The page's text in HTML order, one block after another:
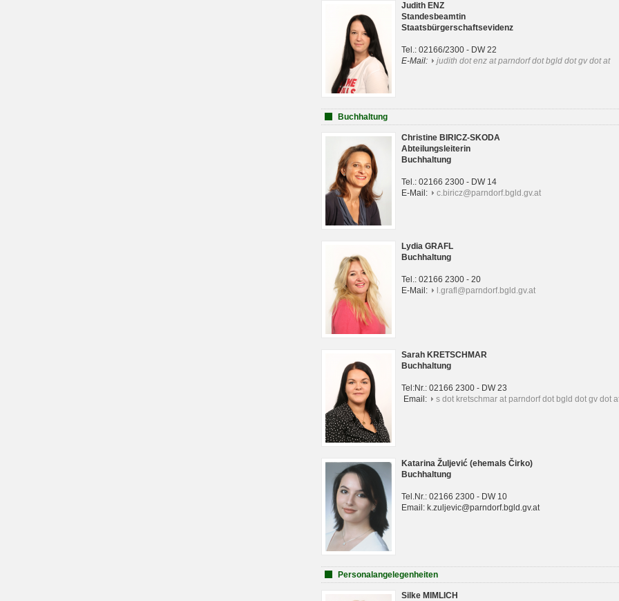
Judith ENZ
Standesbeamtin
Staatsbürgerschaftsevidenz
Tel.: 02166/2300 - DW 22
E-Mail:
judith dot enz at parndorf dot bgld dot gv dot at
Buchhaltung
Christine BIRICZ-SKODA
Abteilungsleiterin
Buchhaltung
Tel.: 02166 2300 - DW 14
E-Mail:
c.biricz@parndorf.bgld.gv.at
Lydia GRAFL
Buchhaltung
Tel.: 02166 2300 - 20
E-Mail:
l.grafl@parndorf.bgld.gv.at
Sarah KRETSCHMAR
Buchhaltung
Tel:Nr.: 02166 2300 - DW 23
Email:
s dot kretschmar at parndorf dot bgld dot gv dot
Katarina Žuljević (ehemals Čirko)
Buchhaltung
Tel.Nr.: 02166 2300 - DW 10
Email: k.zuljevic@parndorf.bgld.gv.at
Personalangelegenheiten
Silke MIMLICH